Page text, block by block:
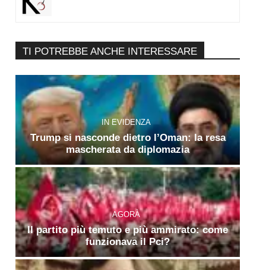
TI POTREBBE ANCHE INTERESSARE
IN EVIDENZA
Trump si nasconde dietro l’Oman: la resa
mascherata da diplomazia
AGORÀ
Il partito più temuto e più ammirato: come
funzionava il Pci?